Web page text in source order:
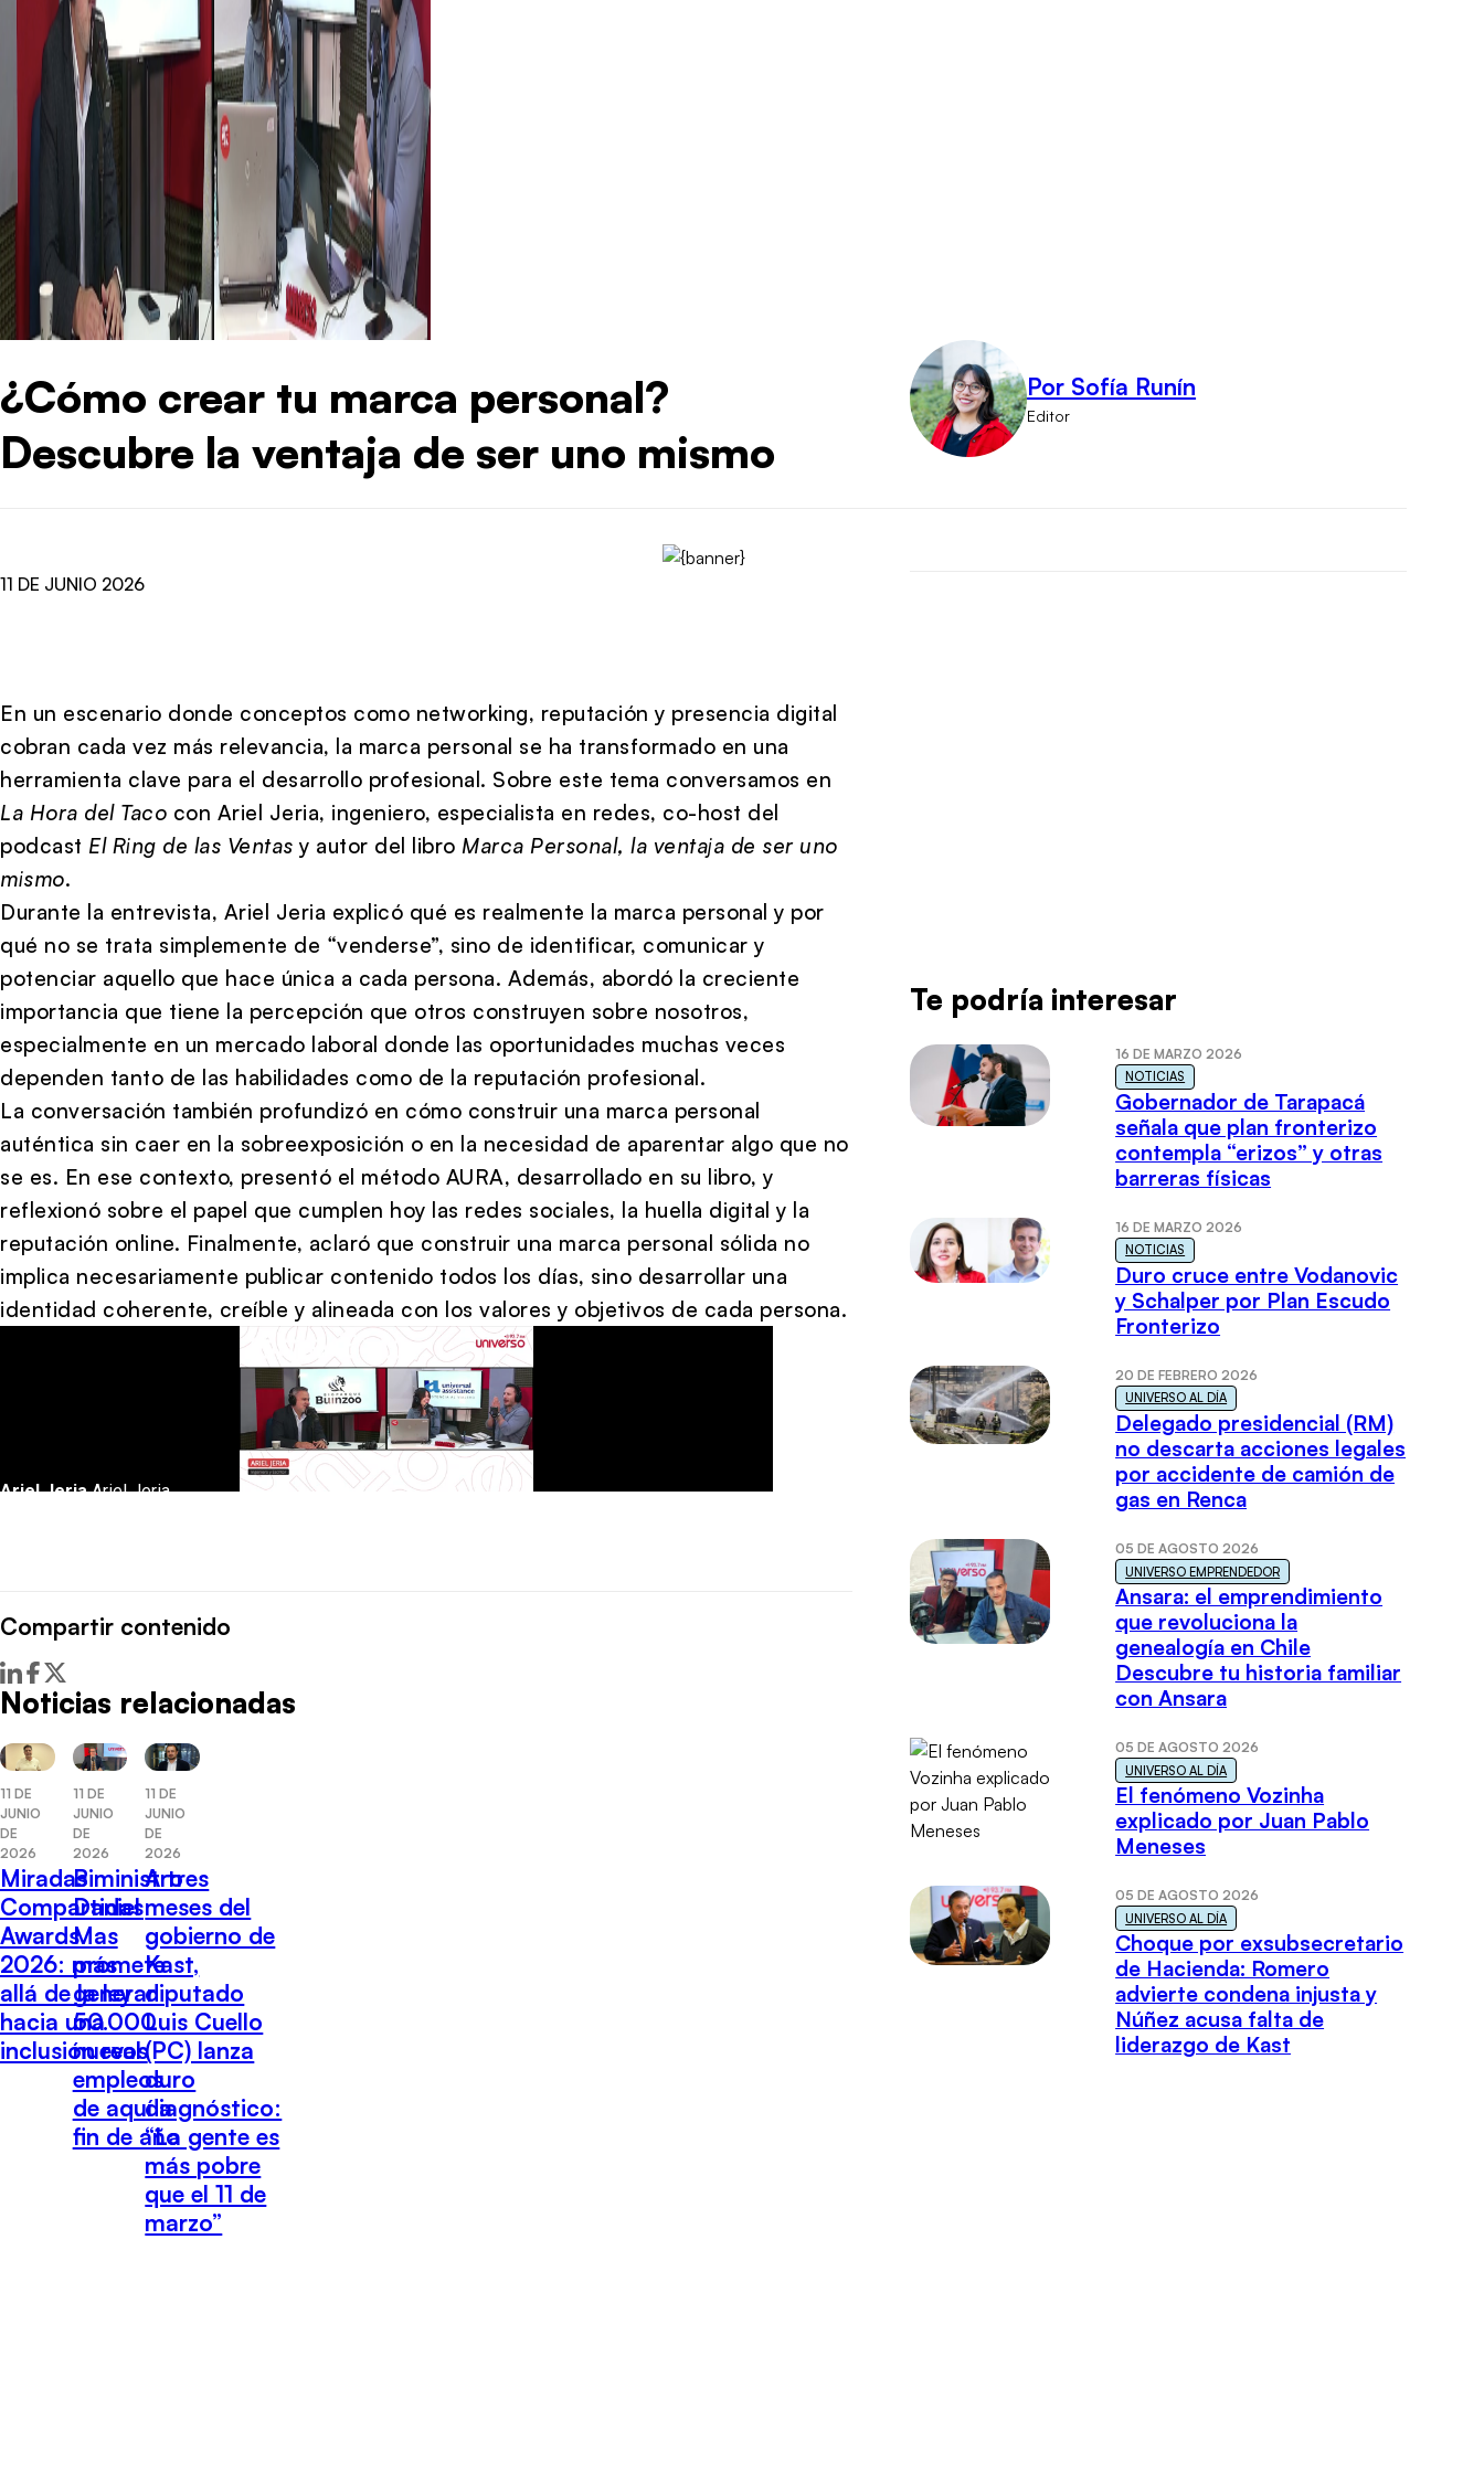
¿Cómo crear tu marca personal?
Descubre la ventaja de ser uno mismo
Por Sofía Runín
Editor
11 DE JUNIO 2026
En un escenario donde conceptos como networking, reputación y presencia digital
cobran cada vez más relevancia, la marca personal se ha transformado en una
herramienta clave para el desarrollo profesional. Sobre este tema conversamos en
La Hora del Taco con Ariel Jeria, ingeniero, especialista en redes, co-host del
podcast El Ring de las Ventas y autor del libro Marca Personal, la ventaja de ser uno
mismo.
Durante la entrevista, Ariel Jeria explicó qué es realmente la marca personal y por
qué no se trata simplemente de “venderse”, sino de identificar, comunicar y
potenciar aquello que hace única a cada persona. Además, abordó la creciente
importancia que tiene la percepción que otros construyen sobre nosotros,
especialmente en un mercado laboral donde las oportunidades muchas veces
dependen tanto de las habilidades como de la reputación profesional.
La conversación también profundizó en cómo construir una marca personal
auténtica sin caer en la sobreexposición o en la necesidad de aparentar algo que no
se es. En ese contexto, presentó el método AURA, desarrollado en su libro, y
reflexionó sobre el papel que cumplen hoy las redes sociales, la huella digital y la
reputación online. Finalmente, aclaró que construir una marca personal sólida no
implica necesariamente publicar contenido todos los días, sino desarrollar una
identidad coherente, creíble y alineada con los valores y objetivos de cada persona.
Compartir contenido
Noticias relacionadas
11 DE
JUNIO
DE
2026
Miradas
Compartidas
Awards
2026: más
allá de la ley
hacia una
inclusión real
11 DE
JUNIO
DE
2026
Biministro
Daniel
Mas
promete
generar
50.000
nuevos
empleos
de aquí a
fin de año
11 DE
JUNIO
DE
2026
A tres
meses del
gobierno de
Kast,
diputado
Luis Cuello
(PC) lanza
duro
diagnóstico:
“La gente es
más pobre
que el 11 de
marzo”
Te podría interesar
16 DE MARZO 2026
NOTICIAS
Gobernador de Tarapacá
señala que plan fronterizo
contempla “erizos” y otras
barreras físicas
16 DE MARZO 2026
NOTICIAS
Duro cruce entre Vodanovic
y Schalper por Plan Escudo
Fronterizo
20 DE FEBRERO 2026
UNIVERSO AL DÍA
Delegado presidencial (RM)
no descarta acciones legales
por accidente de camión de
gas en Renca
05 DE AGOSTO 2026
UNIVERSO EMPRENDEDOR
Ansara: el emprendimiento
que revoluciona la
genealogía en Chile
Descubre tu historia familiar
con Ansara
05 DE AGOSTO 2026
UNIVERSO AL DÍA
El fenómeno Vozinha
explicado por Juan Pablo
Meneses
05 DE AGOSTO 2026
UNIVERSO AL DÍA
Choque por exsubsecretario
de Hacienda: Romero
advierte condena injusta y
Núñez acusa falta de
liderazgo de Kast